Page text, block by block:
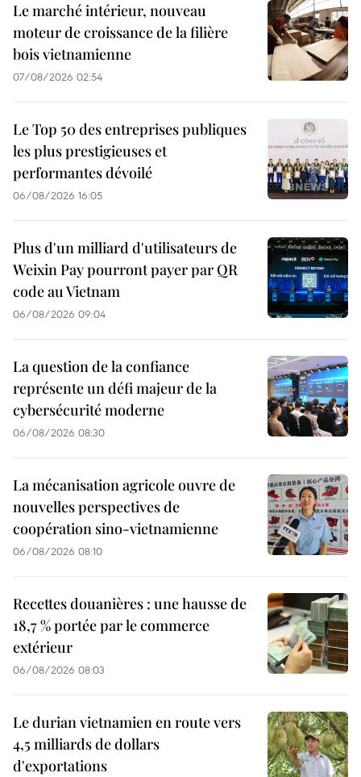
Le marché intérieur, nouveau
moteur de croissance de la filière
bois vietnamienne
07/08/2026 02:54
Le Top 50 des entreprises publiques
les plus prestigieuses et
performantes dévoilé
06/08/2026 16:05
Plus d'un milliard d'utilisateurs de
Weixin Pay pourront payer par QR
code au Vietnam
06/08/2026 09:04
La question de la confiance
représente un défi majeur de la
cybersécurité moderne
06/08/2026 08:30
La mécanisation agricole ouvre de
nouvelles perspectives de
coopération sino-vietnamienne
06/08/2026 08:10
Recettes douanières : une hausse de
18,7 % portée par le commerce
extérieur
06/08/2026 08:03
Le durian vietnamien en route vers
4,5 milliards de dollars
d'exportations